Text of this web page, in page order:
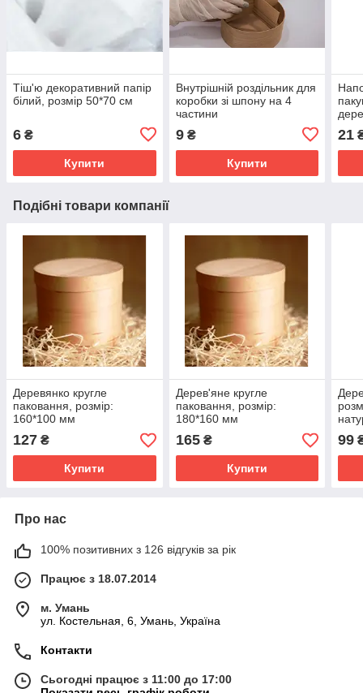
Тіш'ю декоративний папір
білий, розмір 50*70 см
6 ₴
Купити
Внутрішній роздільник для
коробки зі шпону на 4
частини
9₴
Купити
50
21
Подібні товари компанії
Деревянко кругле
паковання, розмір:
160*100 мм
127 ₴
Купити
Дерев'яне кругле
паковання, розмір:
180*160 мм
165₴
Купити
99
Про нас
100% позитивних з 126 відгуків за рік
Працює з 18.07.2014
м. Умань
ул. Костельная, 6, Умань, Україна
Контакти
Сьогодні працює з 11:00 до 17:00